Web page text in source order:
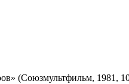
(Союзмультфильм, 1981,